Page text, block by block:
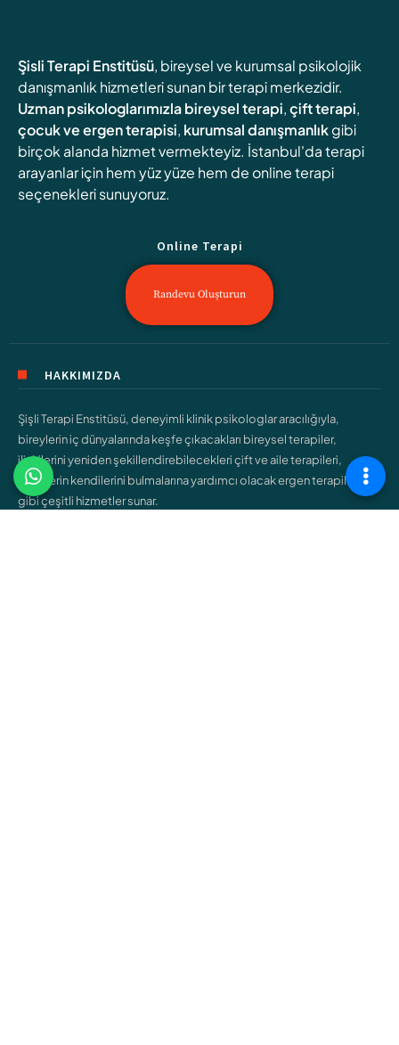
Şisli Terapi Enstitüsü, bireysel ve kurumsal psikolojik
danışmanlık hizmetleri sunan bir terapi merkezidir.
Uzman psikologlarımızlabireysel terapi,çift terapi,
çocuk ve ergen terapisi, kurumsal danışmanlıkgibi
birçok alanda hizmet vermekteyiz. İstanbul'da terapi
arayanlar için hem yüz yüze hem de online terapi
seçenekleri sunuyoruz.
Online Terapi
Randevu Oluşturun
HAKKIMIZDA
Şişli Terapi Enstitüsü, deneyimli klinik psikologlar aracılığıyla,
bireylerin iç dünyalarında keşfe çıkacakları bireysel terapiler,
ilişkilerini yeniden şekillendirebilecekleri çift ve aile terapileri,
gençlerin kendilerini bulmalarına yardımcı olacak ergen terapileri
gibi çeşitli hizmetler sunar.